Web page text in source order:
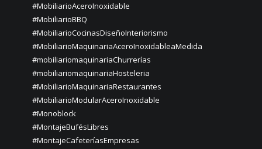
#MobiliarioAceroInoxidable
#MobiliarioBBQ
#MobiliarioCocinasDiseñoInteriorismo
#MobiliarioMaquinariaAceroInoxidableaMedida
#mobiliariomaquinariaChurrerías
#mobiliariomaquinariaHosteleria
#MobiliarioMaquinariaRestaurantes
#MobiliarioModularAceroInoxidable
#Monoblock
#MontajeBufésLibres
#MontajeCafeteríasEmpresas